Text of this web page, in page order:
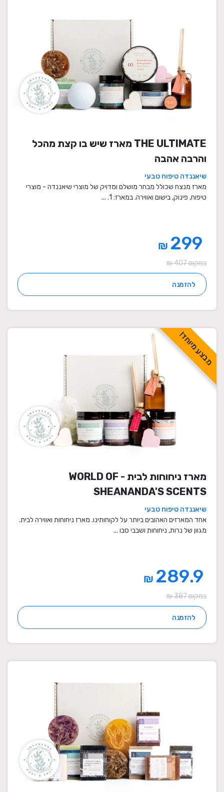
THE ULTIMATE מארז שיש בו קצת מהכל
והרבה אהבה
שיאננדה טיפוח טבעי
מארז מנצח שכולל מבחר מושלם ומדויק של מוצרי שיאננדה - מוצרי
טיפוח, פינוק, בישום ואווירה. במארז: 1. ...
₪
במקום 407 ₪
להזמנה
מבצע מיוחד!
מארז ניחוחות לבית - WORLD OF
SHEANANDA'S SCENTS
שיאננדה טיפוח טבעי
אחד המארזים האהובים ביותר על לקוחותינו. מארז ניחוחות ואווירה לבית.
מגוון של נרות, ניחוחות ושבבי סבו ...
289.9
₪
במקום 387 ₪
להזמנה